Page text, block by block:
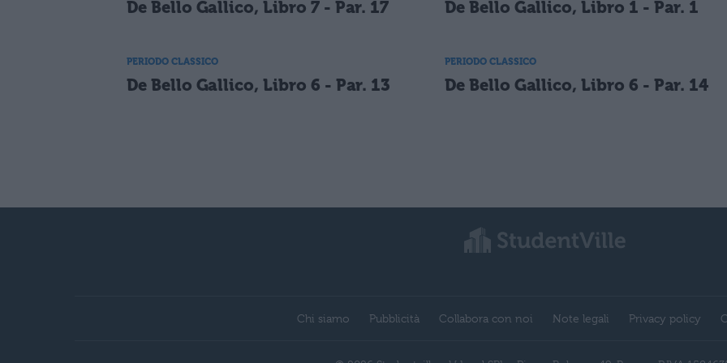
De Bello Gallico, Libro 7 - Par. 17 De Bello Gallico, Libro 1 - Par. 1
PERIODO CLASSICO
De Bello Gallico, Libro 6 - Par. 13
PERIODO CLASSICO
De Bello Gallico, Libro 6 - Par. 14
Chi siamo Pubblicità Collabora con noi Note legali Privacy policy